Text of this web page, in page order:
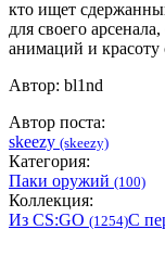
кто ищет
для своего
анимаций и
Автор: bl1nd
Автор поста:
skeezy (skeezy)
Категория:
Паки оружий (100)
Коллекция:
Из CS:GO (1254)С